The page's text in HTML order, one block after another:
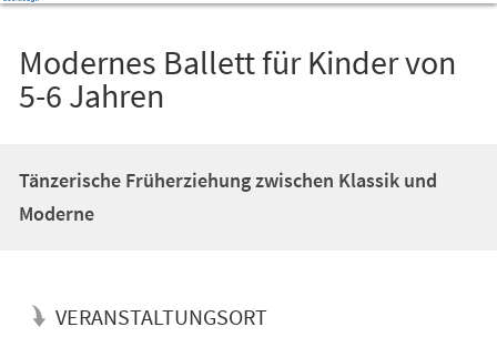
Modernes Ballett für Kinder von
5-6 Jahren
Tänzerische Früherziehung zwischen Klassik und
Moderne
VERANSTALTUNGSORT